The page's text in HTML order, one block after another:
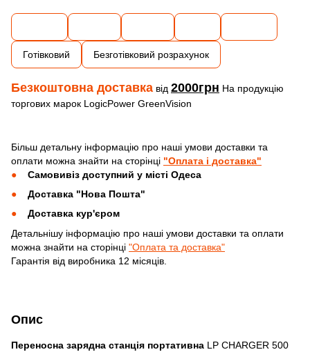
Опис
Переносна зарядна станція портативна LP CHARGER 500
Готівковий Безготівковий розрахунок
Безкоштовна доставка від 2000грн На продукцію
торгових марок LogicPower GreenVision
Більш детальну інформацію про наші умови доставки та
оплати можна знайти на сторінці "Оплата і доставка"
Самовивіз доступний у місті Одеса
Доставка "Нова Пошта"
Доставка кур'єром
Детальнішу інформацію про наші умови доставки та оплати
можна знайти на сторінці "Оплата та доставка"
Гарантія від виробника 12 місяців.